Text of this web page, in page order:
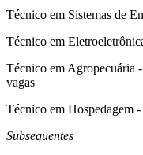
Técnico em Sistemas de
Técnico em
Técnico em Agropecuária
vagas
Técnico em Hospedagem
Subsequentes